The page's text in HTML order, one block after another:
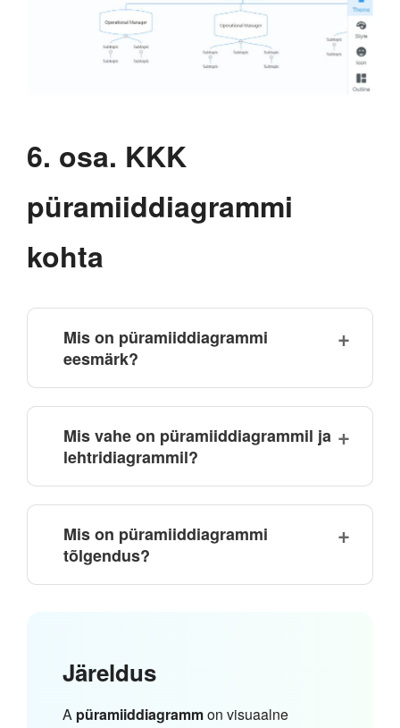
6. osa. KKK
püramiiddiagrammi
kohta
Mis on püramiiddiagrammi
eesmärk?
Mis vahe on püramiiddiagrammil ja
lehtridiagrammil?
Mis on püramiiddiagrammi
tõlgendus?
Järeldus
A püramiiddiagrammon visuaalne